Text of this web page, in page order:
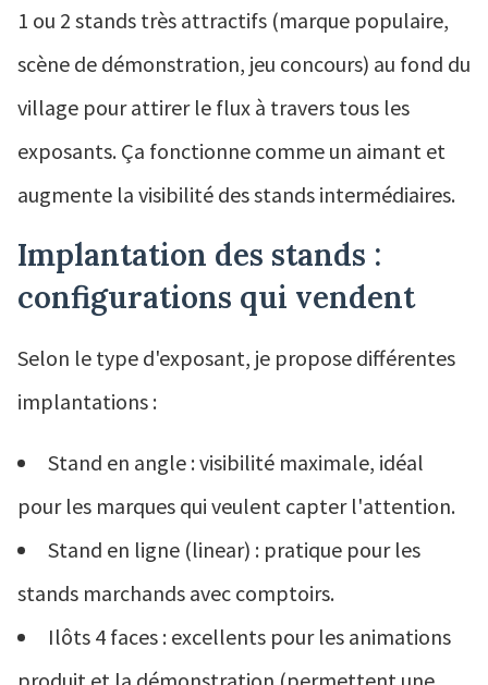
1 ou 2 stands très attractifs (marque populaire,
scène de démonstration, jeu concours) au fond du
village pour attirer le flux à travers tous les
exposants. Ça fonctionne comme un aimant et
augmente la visibilité des stands intermédiaires.
Implantation des stands :
configurations qui vendent
Selon le type d'exposant, je propose différentes
implantations :
Stand en angle : visibilité maximale, idéal
pour les marques qui veulent capter l'attention.
Stand en ligne (linear) : pratique pour les
stands marchands avec comptoirs.
Ilôts 4 faces : excellents pour les animations